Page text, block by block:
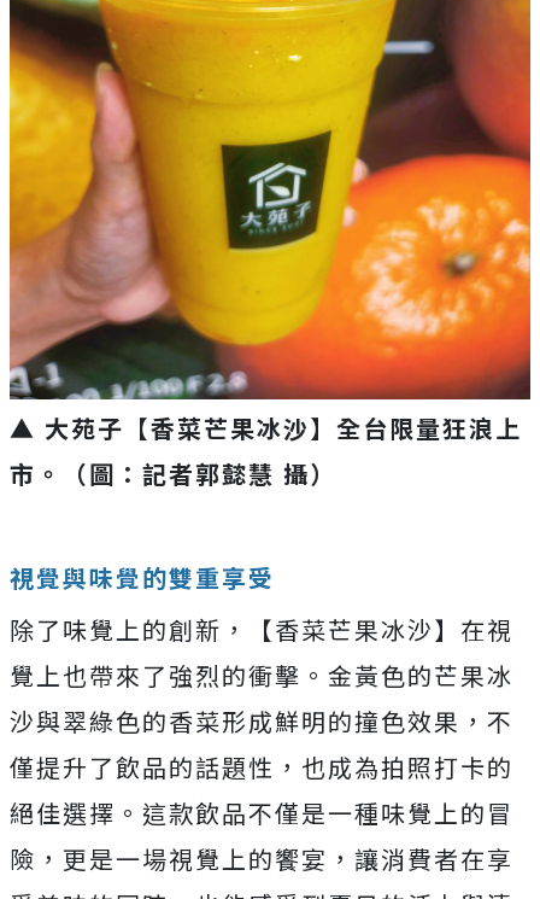
▲ 大苑子【香菜芒果冰沙】全台限量狂浪上
市。（圖：記者郭懿慧 攝）
視覺與味覺的雙重享受
除了味覺上的創新，【香菜芒果冰沙】在視
覺上也帶來了強烈的衝擊。金黃色的芒果冰
沙與翠綠色的香菜形成鮮明的撞色效果，不
僅提升了飲品的話題性，也成為拍照打卡的
絕佳選擇。這款飲品不僅是一種味覺上的冒
險，更是一場視覺上的饗宴，讓消費者在享